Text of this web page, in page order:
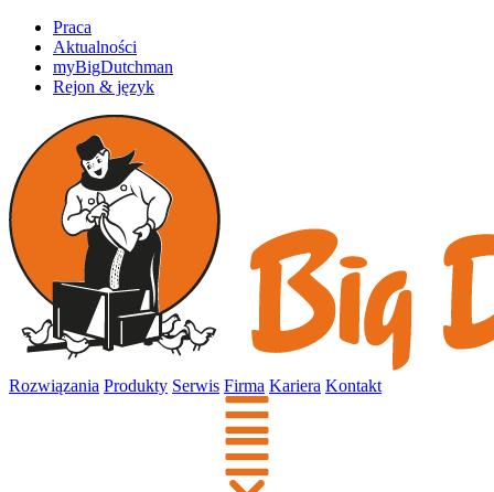
Praca
Aktualności
myBigDutchman
Rejon & język
Rozwiązania Produkty Serwis Firma Kariera Kontakt